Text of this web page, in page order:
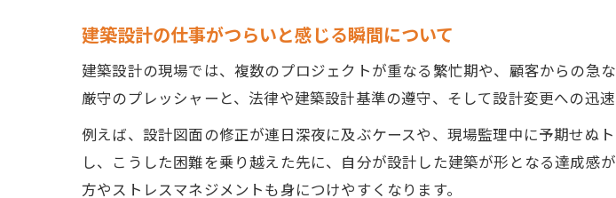
建築設計の仕事がつらいと感じる瞬間について
建築設計の現場では、複数のプロジェクトが重なる繁忙期や、顧客からの急
厳守のプレッシャーと、法律や建築設計基準の遵守、そして設計変更への迅
例えば、設計図面の修正が連日深夜に及ぶケースや、現場監理中に予期せぬ
し、こうした困難を乗り越えた先に、自分が設計した建築が形となる達成感
方やストレスマネジメントも身につけやすくなります。